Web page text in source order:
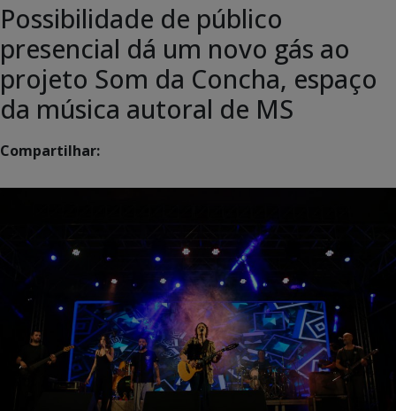
Possibilidade de público
presencial dá um novo gás ao
projeto Som da Concha, espaço
da música autoral de MS
Compartilhar: